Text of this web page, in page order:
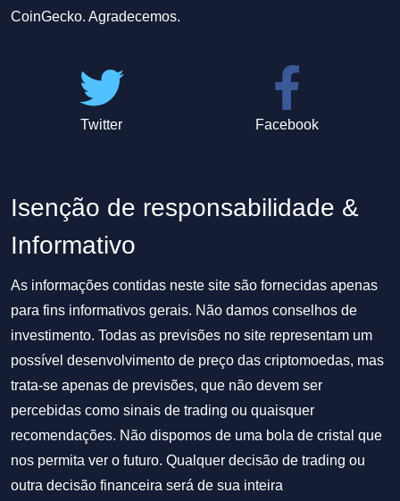
CoinGecko. Agradecemos.
Twitter Facebook
Isenção de responsabilidade &
Informativo
As informações contidas neste site são fornecidas apenas
para fins informativos gerais. Não damos conselhos de
investimento. Todas as previsões no site representam um
possível desenvolvimento de preço das criptomoedas, mas
trata-se apenas de previsões, que não devem ser
percebidas como sinais de trading ou quaisquer
recomendações. Não dispomos de uma bola de cristal que
nos permita ver o futuro. Qualquer decisão de trading ou
outra decisão financeira será de sua inteira